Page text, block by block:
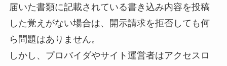
届いた書類に記載されている書き込み内容を投稿
した覚えがない場合は、開示請求を拒否しても何
ら問題はありません。
しかし、プロバイダやサイト運営者はアクセスロ